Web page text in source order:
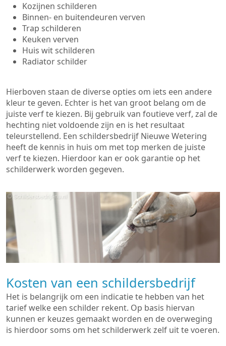
Kozijnen schilderen
Binnen- en buitendeuren verven
Trap schilderen
Keuken verven
Huis wit schilderen
Radiator schilder
Hierboven staan de diverse opties om iets een andere
kleur te geven. Echter is het van groot belang om de
juiste verf te kiezen. Bij gebruik van foutieve verf, zal de
hechting niet voldoende zijn en is het resultaat
teleurstellend. Een schildersbedrijf Nieuwe Wetering
heeft de kennis in huis om met top merken de juiste
verf te kiezen. Hierdoor kan er ook garantie op het
schilderwerk worden gegeven.
Kosten van een schildersbedrijf
Het is belangrijk om een indicatie te hebben van het
tarief welke een schilder rekent. Op basis hiervan
kunnen er keuzes gemaakt worden en de overweging
is hierdoor soms om het schilderwerk zelf uit te voeren.